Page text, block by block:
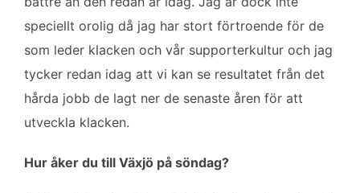
speciellt orolig då jag har stort förtroende för de
som leder klacken och vår supporterkultur och jag
tycker redan idag att vi kan se resultatet från det
hårda jobb de lagt ner de senaste åren för att
utveckla klacken.
Hur åker du till Växjö på söndag?